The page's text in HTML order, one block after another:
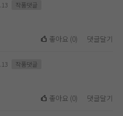
작품댓글
좋아요 (0) 댓글달기
작품댓글
좋아요 (0) 댓글달기